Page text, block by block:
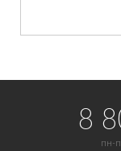
8
пн-